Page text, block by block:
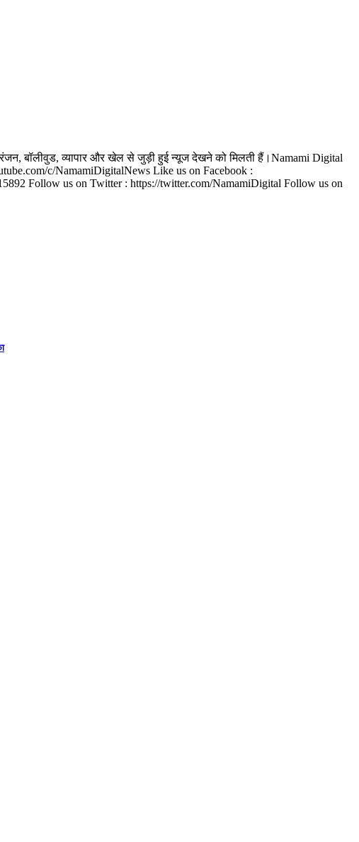
बॉलीवुड, व्यापार और खेल से जुड़ी हुई न्यूज देखने को मिलती हैं।Namami Digital
c/NamamiDigitalNews Like us on Facebook :
Follow us on Twitter : https://twitter.com/NamamiDigital Follow us on